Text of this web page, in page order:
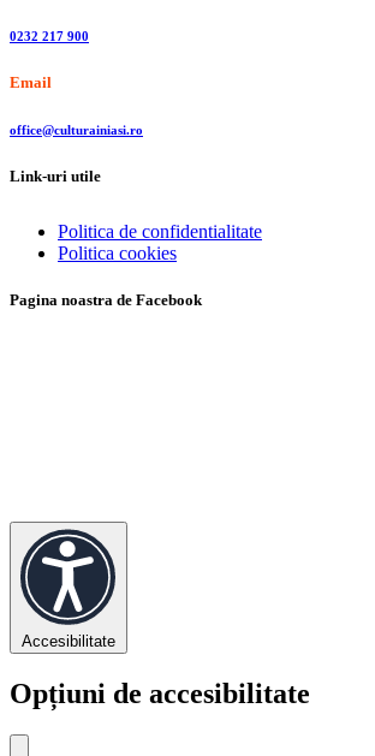
0232 217 900
Email
office@culturainiasi.ro
Link-uri utile
Politica de confidentialitate
Politica cookies
Pagina noastra de Facebook
Accesibilitate
Opțiuni de accesibilitate